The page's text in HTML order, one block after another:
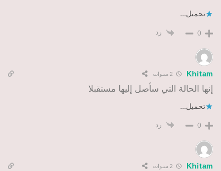
تحميل...
0 رد
Khitam 2 سنوات
إنها الحالة التي سأصل إليها مستقبلا
تحميل...
0 رد
Khitam 2 سنوات